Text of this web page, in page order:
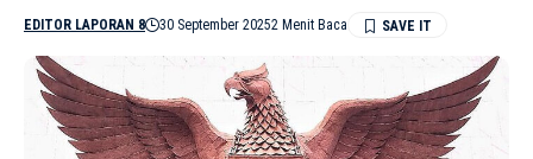
EDITOR LAPORAN 8 30 September 20252 Menit Baca